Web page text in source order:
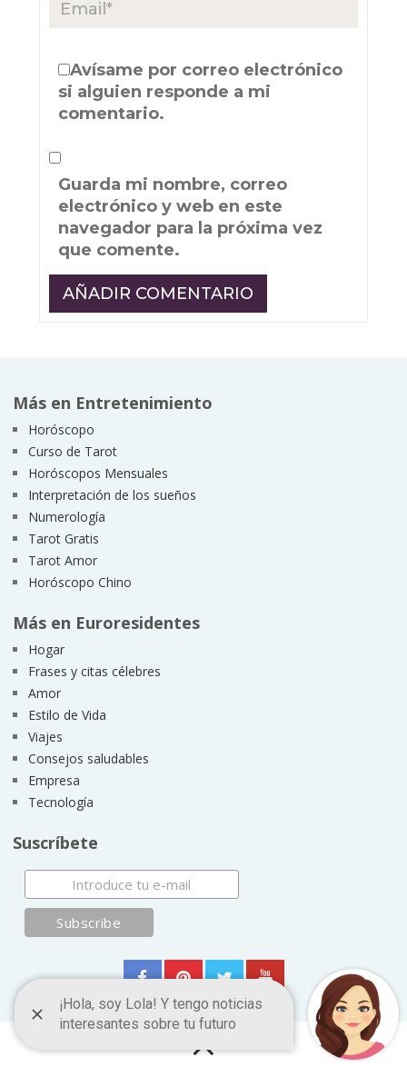
Avísame por correo electrónico
si alguien responde a mi
comentario.
Guarda mi nombre, correo
electrónico y web en este
navegador para la próxima vez
que comente.
Más en Entretenimiento
Horóscopo
Curso de Tarot
Horóscopos Mensuales
Interpretación de los sueños
Numerología
Tarot Gratis
Tarot Amor
Horóscopo Chino
Más en Euroresidentes
Hogar
Frases y citas célebres
Amor
Estilo de Vida
Viajes
Consejos saludables
Empresa
Tecnología
Suscríbete